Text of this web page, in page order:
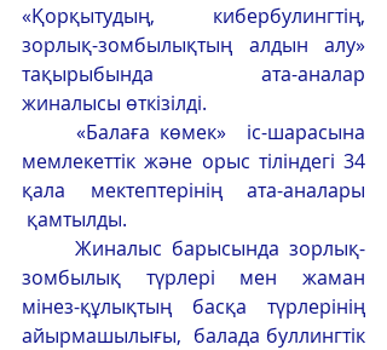
«Қорқытудың, кибербулингтің,
зорлық-зомбылықтың алдын алу»
тақырыбында ата-аналар
жиналысы өткізілді.
мемлекеттік және орыс тіліндегі 34
қала мектептерінің ата-аналары
қамтылды.
зомбылық түрлері мен жаман
мінез-құлықтың басқа түрлерінің
айырмашылығы,  балада буллингтік